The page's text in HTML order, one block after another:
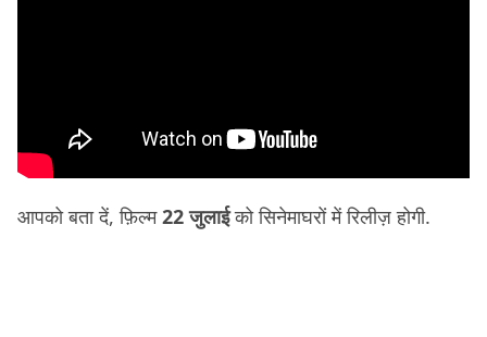
आपको बता दें, फ़िल्म22 जुलाईको सिनेमाघरों में रिलीज़ होगी.